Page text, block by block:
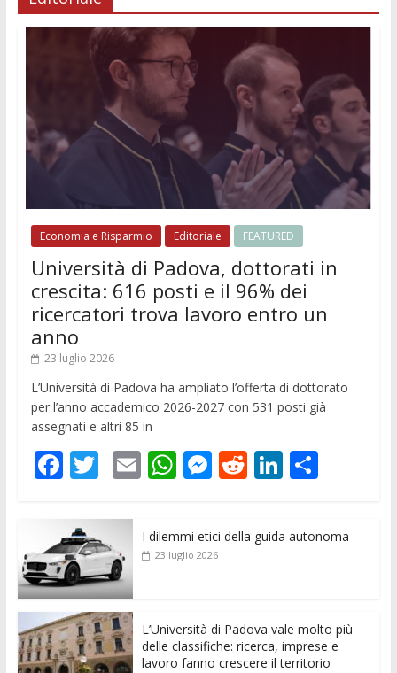
Economia e Risparmio Editoriale FEATURED
Università di Padova, dottorati in
crescita: 616 posti e il 96% dei
ricercatori trova lavoro entro un
anno
23 luglio 2026
L’Università di Padova ha ampliato l’offerta di dottorato
per l’anno accademico 2026-2027 con 531 posti già
assegnati e altri 85 in
F
e
b
o
o
k
T
itt
er
E
ai
l
W
s
p
M
ss
e
er
R
di
Li
e
C
di
I dilemmi etici della guida autonoma
23 luglio 2026
L’Università di Padova vale molto più
delle classifiche: ricerca, imprese e
lavoro fanno crescere il territorio